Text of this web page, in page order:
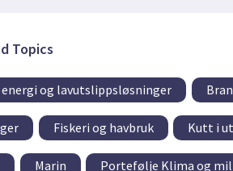
Topics
og lavutslippsløsninger
Fiskeri og havbruk Kutt i
Marin Portefølje Klima og